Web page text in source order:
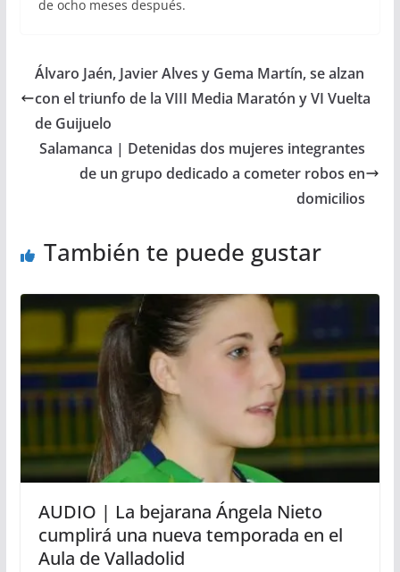
de ocho meses después.
Álvaro Jaén, Javier Alves y Gema Martín, se alzan
con el triunfo de la VIII Media Maratón y VI Vuelta
de Guijuelo
Salamanca | Detenidas dos mujeres integrantes
de un grupo dedicado a cometer robos en
domicilios
También te puede gustar
AUDIO | La bejarana Ángela Nieto
cumplirá una nueva temporada en el
Aula de Valladolid